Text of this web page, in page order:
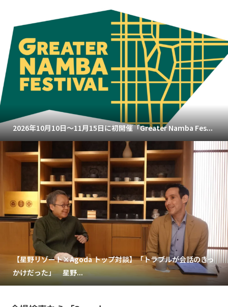
2026年10月10日～11月15日に初開催「Greater Namba Fes...
【星野リゾート×Agoda トップ対談】「トラブルが会話のきっ
かけだった」 星野...